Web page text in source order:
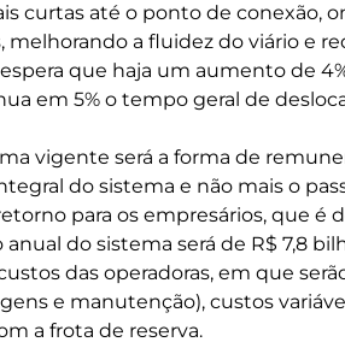
curtas até o ponto de conexão,
a fluidez do viário e
que haja um aumento de
em 5% o tempo geral de
vigente será a forma de
do sistema e não mais o
para os empresários, que é
do sistema será de R$ 7,8
das operadoras, em que
e manutenção), custos
a frota de reserva.